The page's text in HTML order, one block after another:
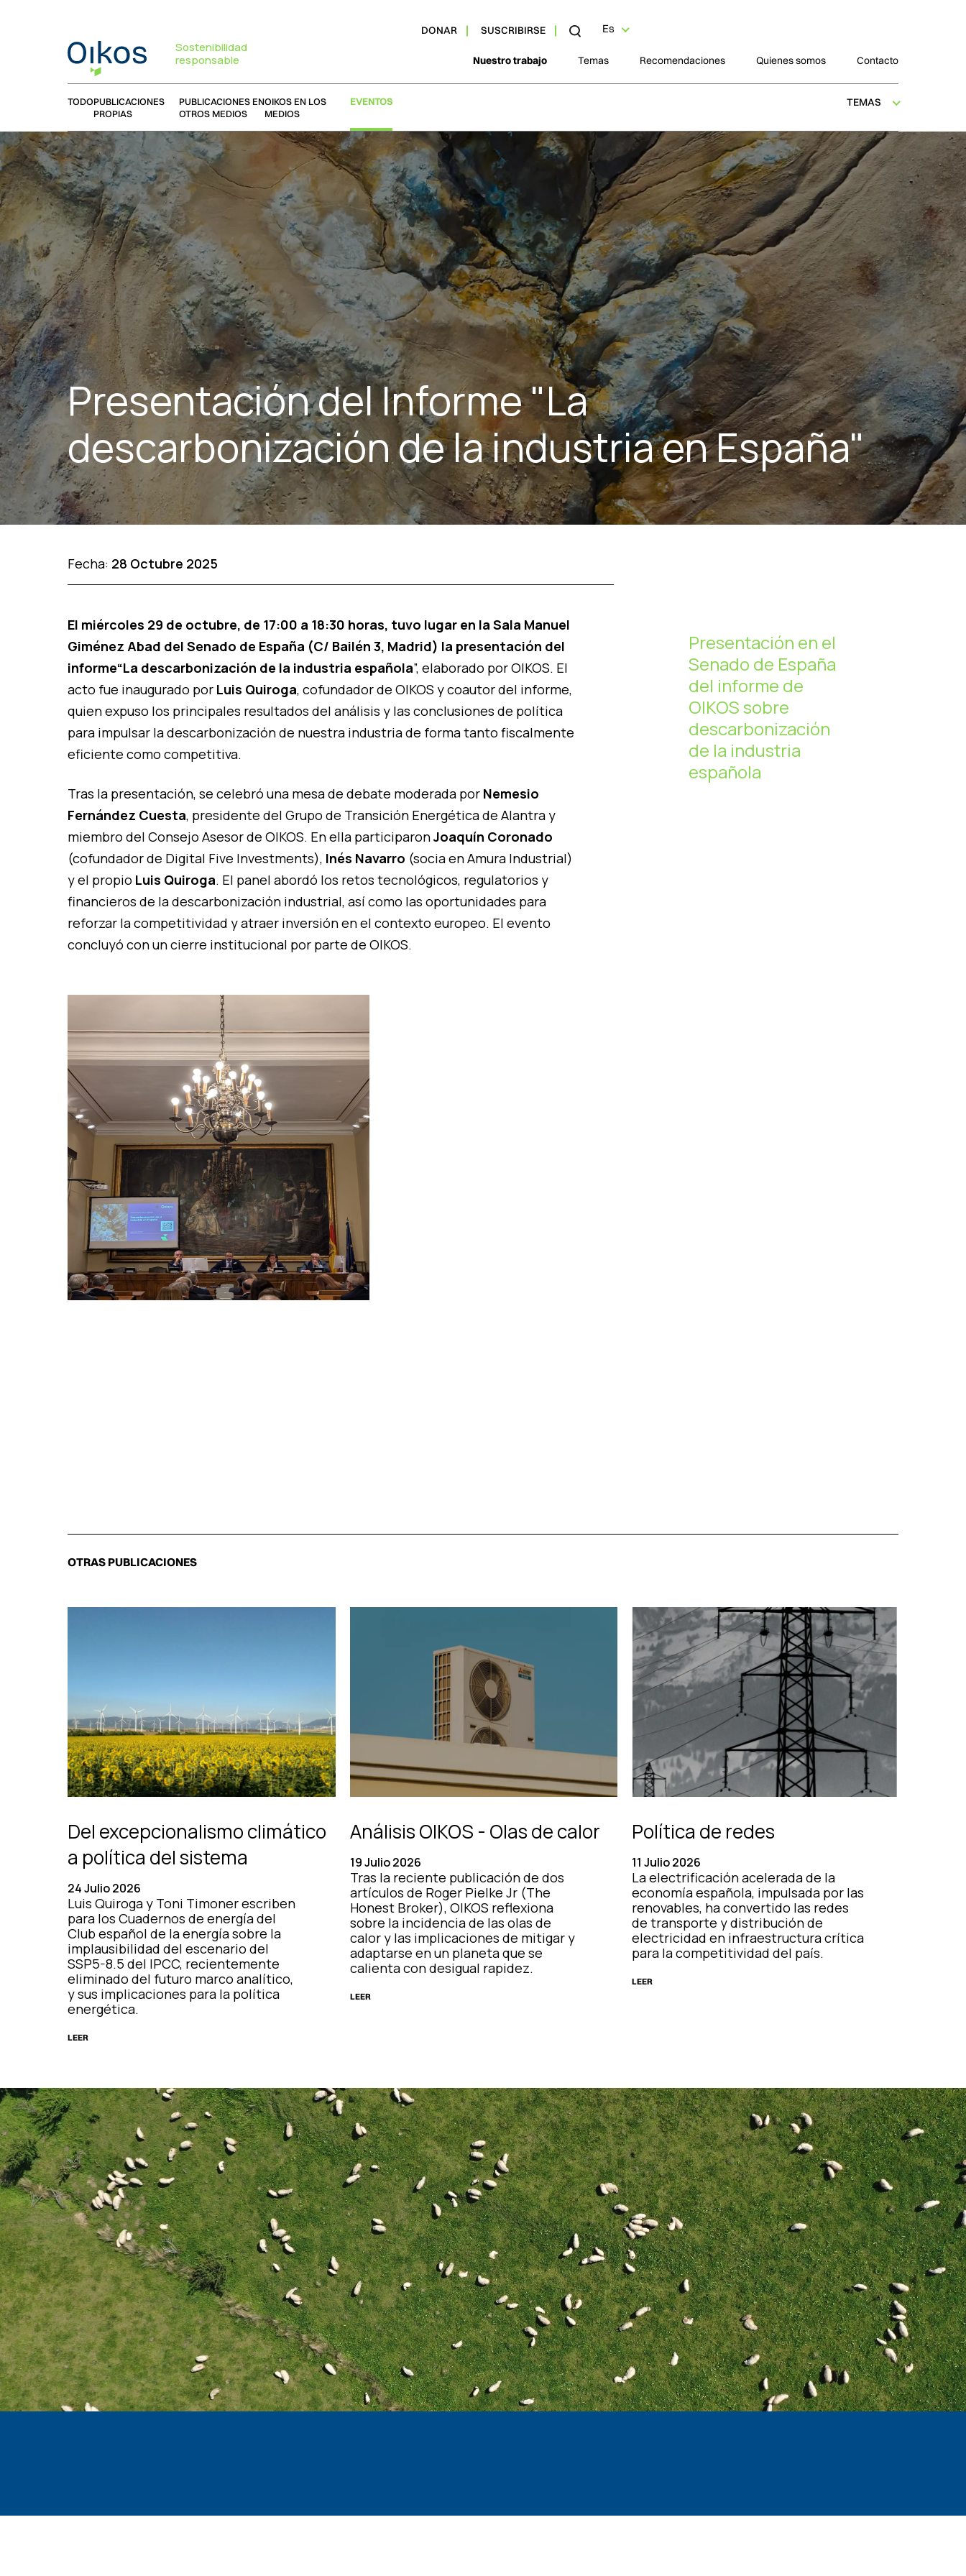
Sostenibilidad
responsable
DONAR SUSCRIBIRSE Es
Nuestro trabajo Temas Recomendaciones Quienes somos Contacto
TODOPUBLICACIONES
PROPIAS
PUBLICACIONES EN
OTROS MEDIOS
OIKOS EN LOS
MEDIOS
EVENTOS TEMAS
Presentación del Informe "La
descarbonización de la industria en España"
Fecha: 28 Octubre 2025
El miércoles 29 de octubre, de 17:00 a 18:30 horas, tuvo lugar en la Sala Manuel
Giménez Abad del Senado de España (C/ Bailén 3, Madrid) la presentación del
informe“La descarbonización de la industria española”, elaborado por OIKOS. El
acto fue inaugurado por Luis Quiroga, cofundador de OIKOS y coautor del informe,
quien expuso los principales resultados del análisis y las conclusiones de política
para impulsar la descarbonización de nuestra industria de forma tanto fiscalmente
eficiente como competitiva.
Tras la presentación, se celebró una mesa de debate moderada por Nemesio
Fernández Cuesta, presidente del Grupo de Transición Energética de Alantra y
miembro del Consejo Asesor de OIKOS. En ella participaronJoaquín Coronado
(cofundador de Digital Five Investments), Inés Navarro (socia en Amura Industrial)
y el propio Luis Quiroga. El panel abordó los retos tecnológicos, regulatorios y
financieros de la descarbonización industrial, así como las oportunidades para
reforzar la competitividad y atraer inversión en el contexto europeo. El evento
concluyó con un cierre institucional por parte de OIKOS.
Presentación en el
Senado de España
del informe de
OIKOS sobre
descarbonización
de la industria
española
OTRAS PUBLICACIONES
Del excepcionalismo climático
a política del sistema
24 Julio 2026
Luis Quiroga y Toni Timoner escriben
para los Cuadernos de energía del
Club español de la energía sobre la
implausibilidad del escenario del
SSP5-8.5 del IPCC, recientemente
eliminado del futuro marco analítico,
y sus implicaciones para la política
energética.
LEER
Análisis OIKOS - Olas de calor
19 Julio 2026
Tras la reciente publicación de dos
artículos de Roger Pielke Jr (The
Honest Broker), OIKOS reflexiona
sobre la incidencia de las olas de
calor y las implicaciones de mitigar y
adaptarse en un planeta que se
calienta con desigual rapidez.
LEER
Política de redes
11 Julio 2026
La electrificación acelerada de la
economía española, impulsada por las
renovables, ha convertido las redes
de transporte y distribución de
electricidad en infraestructura crítica
para la competitividad del país.
LEER